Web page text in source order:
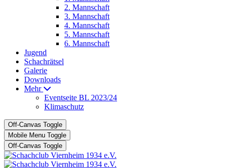
2. Mannschaft
3. Mannschaft
4. Mannschaft
5. Mannschaft
6. Mannschaft
Jugend
Schachrätsel
Galerie
Downloads
Mehr
Eventseite BL 2023/24
Klimaschutz
Off-Canvas Toggle
Mobile Menu Toggle
Off-Canvas Toggle